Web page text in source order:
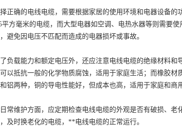
正确的电线电缆，需要根据家居的使用环境和电器设备
平方毫米的电缆，而大型电器如空调、电热水器等则需要
避免因电压不匹配而造成的电器损坏或事故。
负载能力和额定电压外，还应注意电线电缆的绝缘材料
以抵抗一般的化学物质腐蚀，适用于家庭生活；而橡胶
铝两种，铜的导电性能好，但成本也高，适用于家庭和商
常维护方面，应定期检查电线电缆的外观是否有破损、
及时换老化的电缆，**电线电缆的正常运行。